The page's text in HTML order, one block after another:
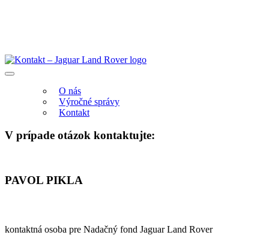
O nás
Výročné správy
Kontakt
V prípade otázok kontaktujte:
PAVOL PIKLA
kontaktná osoba pre Nadačný fond Jaguar Land Rover